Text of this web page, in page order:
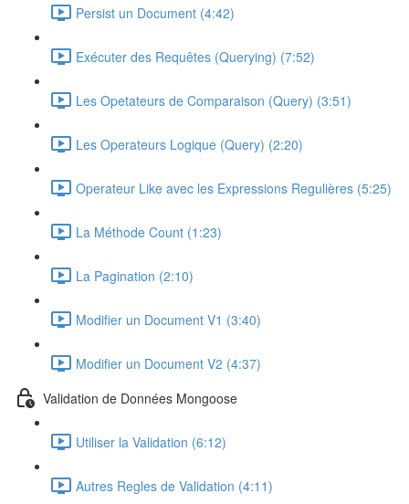
Persist un Document (4:42)
Exécuter des Requêtes (Querying) (7:52)
Les Opetateurs de Comparaison (Query) (3:51)
Les Operateurs Logique (Query) (2:20)
Operateur Like avec les Expressions Regulières (5:25)
La Méthode Count (1:23)
La Pagination (2:10)
Modifier un Document V1 (3:40)
Modifier un Document V2 (4:37)
Validation de Données Mongoose
Utiliser la Validation (6:12)
Autres Regles de Validation (4:11)